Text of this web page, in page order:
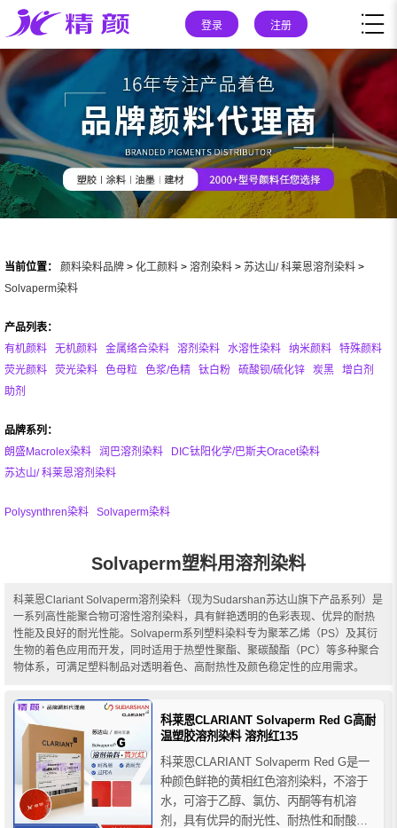
登录 注册
当前位置： 颜料染料品牌 > 化工颜料 > 溶剂染料 > 苏达山/ 科莱恩溶剂染料 >
Solvaperm染料
产品列表：
有机颜料
无机颜料 金属络合染料 溶剂染料 水溶性染料 纳米颜料
特殊颜料
荧光颜料
荧光染料 色母粒 色浆/色精 钛白粉 硫酸钡/硫化锌 炭黑
增白剂
助剂
品牌系列：
朗盛Macrolex染料
润巴溶剂染料
DIC钛阳化学/巴斯夫Oracet染料
苏达山/ 科莱恩溶剂染料
Polysynthren染料 Solvaperm染料
Solvaperm塑料用溶剂染料
科莱恩Clariant Solvaperm溶剂染料（现为Sudarshan苏达山旗下产品系列）是
一系列高性能聚合物可溶性溶剂染料，具有鲜艳透明的色彩表现、优异的耐热
性能及良好的耐光性能。Solvaperm系列塑料染料专为聚苯乙烯（PS）及其衍
生物的着色应用而开发，同时适用于热塑性聚酯、聚碳酸酯（PC）等多种聚合
物体系，可满足塑料制品对透明着色、高耐热性及颜色稳定性的应用需求。
科莱恩CLARIANT Solvaperm Red G高耐
温塑胶溶剂染料 溶剂红135
科莱恩CLARIANT Solvaperm Red G是一
种颜色鲜艳的黄相红色溶剂染料，不溶于
水，可溶于乙醇、氯仿、丙酮等有机溶
剂，具有优异的耐光性、耐热性和耐酸碱